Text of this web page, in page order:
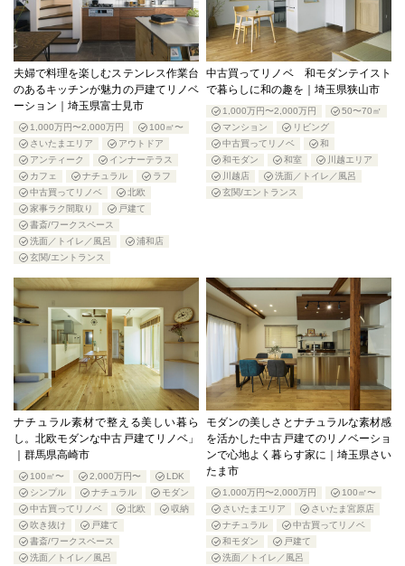
夫婦で料理を楽しむステンレス作業台
のあるキッチンが魅力の戸建てリノベ
ーション｜埼玉県富士見市
1,000万円〜2,000万円
100㎡〜
さいたまエリア
アウトドア
アンティーク
インナーテラス
カフェ
ナチュラル
ラフ
中古買ってリノベ
北欧
家事ラク間取り
戸建て
書斎/ワークスペース
洗面／トイレ／風呂
浦和店
玄関/エントランス
中古買ってリノベ 和モダンテイスト
で暮らしに和の趣を｜埼玉県狭山市
1,000万円〜2,000万円
50〜70㎡
マンション
リビング
中古買ってリノベ
和
和モダン
和室
川越エリア
川越店
洗面／トイレ／風呂
玄関/エントランス
ナチュラル素材で整える美しい暮ら
し。北欧モダンな中古戸建てリノベ」
｜群馬県高崎市
100㎡〜 2,000万円〜
LDK
シンプル
ナチュラル
モダン
中古買ってリノベ
北欧
収納
吹き抜け
戸建て
書斎/ワークスペース
洗面／トイレ／風呂
モダンの美しさとナチュラルな素材感
を活かした中古戸建てのリノベーショ
ンで心地よく暮らす家に｜埼玉県さい
たま市
1,000万円〜2,000万円
100㎡〜
さいたまエリア
さいたま宮原店
ナチュラル
中古買ってリノベ
和モダン
戸建て
洗面／トイレ／風呂